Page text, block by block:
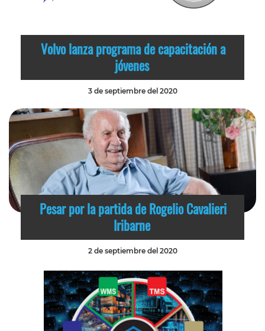
Volvo lanza programa de capacitación a
jóvenes
3 de septiembre del 2020
Pesar por la partida de Rogelio Cavalieri
Iribarne
2 de septiembre del 2020